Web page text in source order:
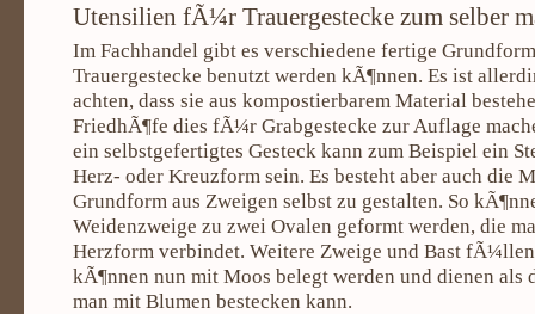
Utensilien fÃ¼r Trauergestecke zum selber
Im Fachhandel gibt es verschiedene fertige
Trauergestecke benutzt werden kÃ¶nnen. Es ist
achten, dass sie aus kompostierbarem Material
FriedhÃ¶fe dies fÃ¼r Grabgestecke zur Auflage
ein selbstgefertigtes Gesteck kann zum Beispiel ein
Herz- oder Kreuzform sein. Es besteht aber auch die
Grundform aus Zweigen selbst zu gestalten. So
Weidenzweige zu zwei Ovalen geformt werden, die
Herzform verbindet. Weitere Zweige und Bast
kÃ¶nnen nun mit Moos belegt werden und dienen als
man mit Blumen bestecken kann.